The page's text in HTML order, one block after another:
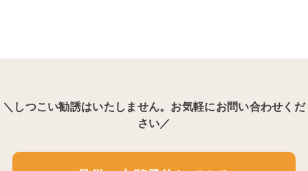
＼しつこい勧誘はいたしません。お気軽にお問い合わせくだ
さい／